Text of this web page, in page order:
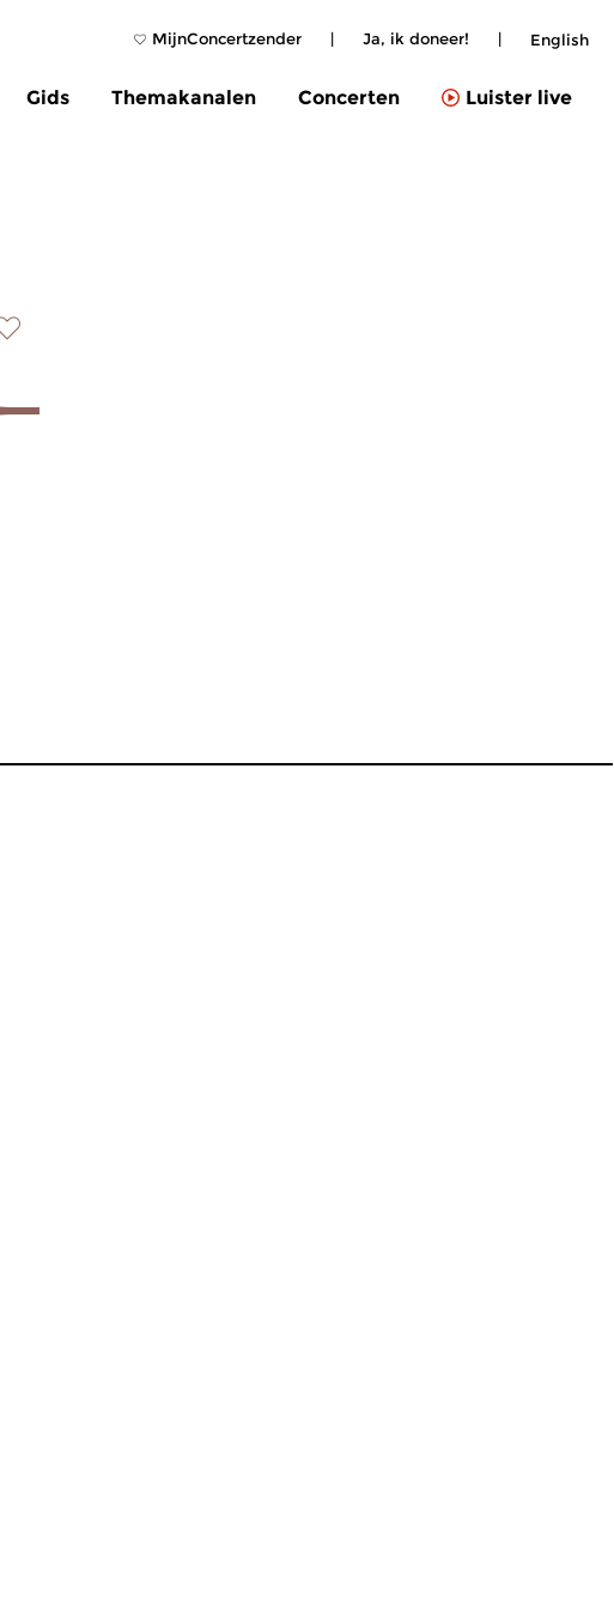
MijnConcertzender | Ja, ik doneer! | English
Gids Themakanalen Concerten Luister live